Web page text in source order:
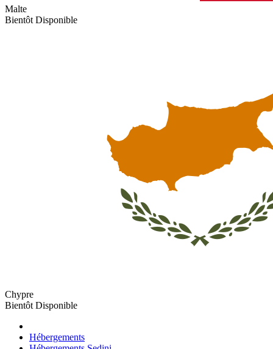
Malte
Bientôt Disponible
Chypre
Bientôt Disponible
Hébergements